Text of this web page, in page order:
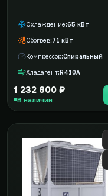
Охлаждение 65 кВт
Обогрев 71 кВт
Компрессор Спиральный
Хладагент R410A
1 232 800 ₽
В наличии